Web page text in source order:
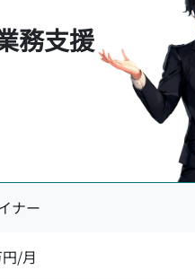
務支援
ナー
/月